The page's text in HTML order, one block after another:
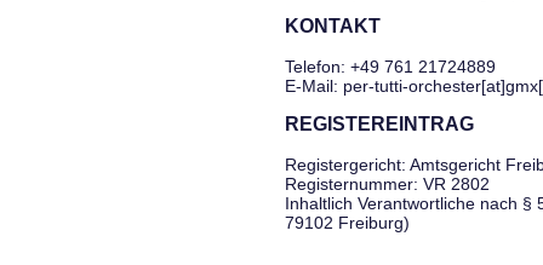
KONTAKT
Telefon: +49 761 21724889
E-Mail: per-tutti-
REGISTEREINTRAG
Registergericht: Amtsgericht
Registernummer: VR 2802
Inhaltlich Verantwortliche nach §
79102 Freiburg)